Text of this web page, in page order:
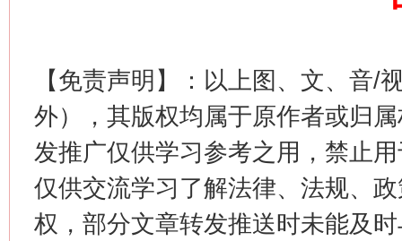
【免责声明】：以上图、文、音/
外），其版权均属于原作者或归
发推广仅供学习参考之用，禁止
仅供交流学习了解法律、法规、
权，部分文章转发推送时未能及
“刷贴”乱象丛生
生